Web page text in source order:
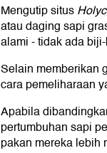
Mengutip situs
atau daging sapi
alami - tidak ada
Selain memberikan
cara pemeliharaan
Apabila
pertumbuhan sapi
pakan mereka lebih